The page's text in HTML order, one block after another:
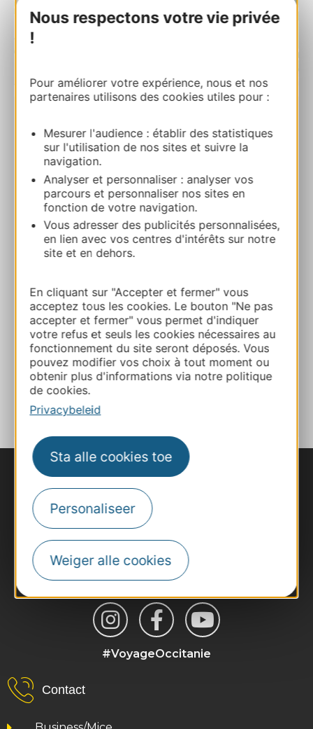
Nous respectons votre vie privée
!
Pour améliorer votre expérience, nous et nos
partenaires utilisons des cookies utiles pour :
Mesurer l'audience : établir des statistiques
sur l'utilisation de nos sites et suivre la
navigation.
Analyser et personnaliser : analyser vos
parcours et personnaliser nos sites en
fonction de votre navigation.
Vous adresser des publicités personnalisées,
en lien avec vos centres d'intérêts sur notre
site et en dehors.
En cliquant sur "Accepter et fermer" vous
acceptez tous les cookies. Le bouton "Ne pas
accepter et fermer" vous permet d'indiquer
votre refus et seuls les cookies nécessaires au
fonctionnement du site seront déposés. Vous
pouvez modifier vos choix à tout moment ou
obtenir plus d'informations via notre politique
de cookies.
Privacybeleid
Sta alle cookies toe
Personaliseer
Weiger alle cookies
Leaflet| Map data ©OpenStreetMap contributors
Acroparc du Mas – Tyrolienne aquatique –
Splash
Route des Gorges du Tarn 12520
AGUESSAC
Bereken uw route
+33670709594
E-mail
Website
AAN NOTITIEBOEKJE
#VoyageOccitanie
Contact